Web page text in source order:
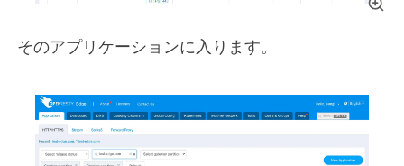
そのアプリケーションに入ります。